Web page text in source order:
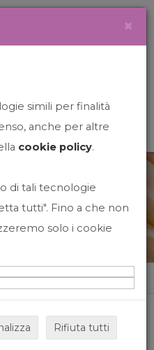
×
simili per finalità
anche per altre
cookie policy.
di tali tecnologie
tutti". Fino a che non
solo i cookie
Rifiuta tutti